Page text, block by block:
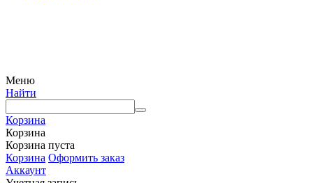
Меню
Найти
Корзина
Корзина
Корзина пуста
Корзина Оформить заказ
Аккаунт